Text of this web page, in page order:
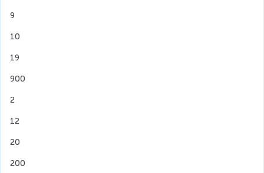
9
10
19
900
2
12
20
200